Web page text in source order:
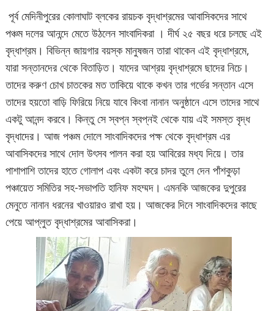
পূর্ব মেদিনীপুরের কোলাঘাট ব্লকের রায়চক বৃদ্ধাশ্রমের আবাসিকদের সাথে
পঞ্চম দলের আনন্দে মেতে উঠলেন সাংবাদিকরা । দীর্ঘ ২৫ বছর ধরে চলছে এই
বৃদ্ধাশ্রম। বিভিন্ন জায়গার বয়স্ক মানুষজন তারা থাকেন এই বৃদ্ধাশ্রমে,
যারা সন্তানদের থেকে বিতাড়িত। যাদের আশ্রয় বৃদ্ধাশ্রমে ছাদের নিচে।
তাদের করুণ চোখ চাতকের মত তাকিয়ে থাকে কখন তার গর্ভের সন্তান এসে
তাদের হয়তো বাড়ি ফিরিয়ে নিয়ে যাবে কিংবা নানান অনুষ্ঠানে এসে তাদের সাথে
একটু আনন্দ করবে। কিন্তু সে স্বপ্ন স্বপ্নই থেকে যায় এই সমস্ত বৃদ্ধ
বৃদ্ধাদের। আজ পঞ্চম দোলে সাংবাদিকদের পক্ষ থেকে বৃদ্ধাশ্রম এর
আবাসিকদের সাথে দোল উৎসব পালন করা হয় আবিরের মধ্য দিয়ে। তার
পাশাপাশি তাদের হাতে গোলাপ এবং একটা করে চাদর তুলে দেন পাঁশকুড়া
পঞ্চায়েত সমিতির সহ-সভাপতি হানিফ মহম্মদ। এমনকি আজকের দুপুরের
মেনুতে নানান ধরনের খাওয়ারও রাখা হয়। আজকের দিনে সাংবাদিকদের কাছে
পেয়ে আপ্লুত বৃদ্ধাশ্রমের আবাসিকরা।